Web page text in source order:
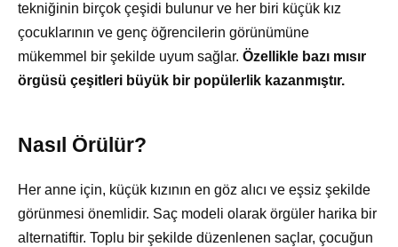
tekniğinin birçok çeşidi bulunur ve her biri küçük kız
çocuklarının ve genç öğrencilerin görünümüne
mükemmel bir şekilde uyum sağlar. Özellikle bazı mısır
örgüsü çeşitleri büyük bir popülerlik kazanmıştır.
Nasıl Örülür?
Her anne için, küçük kızının en göz alıcı ve eşsiz şekilde
görünmesi önemlidir. Saç modeli olarak örgüler harika bir
alternatiftir. Toplu bir şekilde düzenlenen saçlar, çocuğun